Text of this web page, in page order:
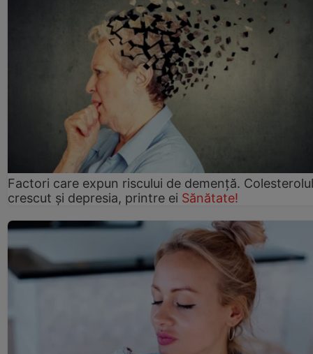
Factori care expun riscului de demență. Colesterolul
crescut şi depresia, printre ei Sănătate!